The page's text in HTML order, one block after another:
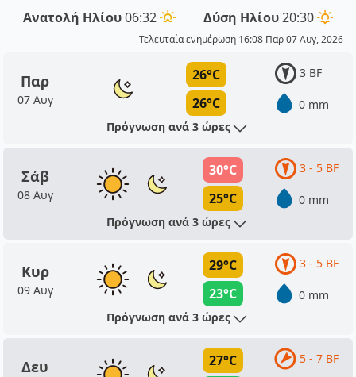
Ανατολή Ηλίου06:32 Δύση Ηλίου20:30
Τελευταία ενημέρωση 16:08 Παρ 07 Αυγ, 2026
Παρ
07 Αυγ
26°C
26°C
3 BF
0 mm
Πρόγνωση ανά 3 ώρες
Σάβ
08 Αυγ
30°C
25°C
3 - 5 BF
0 mm
Πρόγνωση ανά 3 ώρες
Κυρ
09 Αυγ
29°C
23°C
3 - 5 BF
0 mm
Πρόγνωση ανά 3 ώρες
Δευ
27°C
5 - 7 BF